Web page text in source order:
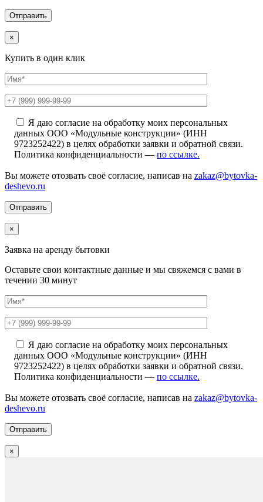
×
Купить в один клик
Я даю согласие на обработку моих персональных
данных ООО «Модульные конструкции» (ИНН
9723252422) в целях обработки заявки и обратной связи.
Политика конфиденциальности — по ссылке.
Вы можете отозвать своё согласие, написав на zakaz@bytovka-
deshevo.ru
×
Заявка на аренду бытовки
Оставьте свои контактные данные и мы свяжемся с вами в
течении 30 минут
Я даю согласие на обработку моих персональных
данных ООО «Модульные конструкции» (ИНН
9723252422) в целях обработки заявки и обратной связи.
Политика конфиденциальности — по ссылке.
Вы можете отозвать своё согласие, написав на zakaz@bytovka-
deshevo.ru
×